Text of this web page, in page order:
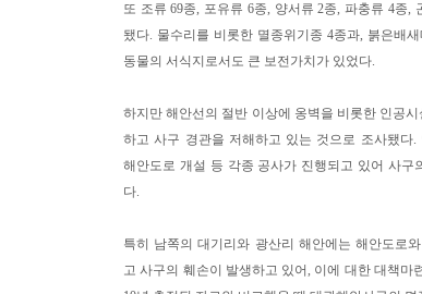
또 조류 69종, 포유류 6종, 양서류 2종, 파충류 4종,
됐다. 물수리를 비롯한 멸종위기종 4종과, 붉은배
동물의 서식지로서도 큰 보전가치가 있었다.
하지만 해안선의 절반 이상에 옹벽을 비롯한 인공
하고 사구 경관을 저해하고 있는 것으로 조사됐다
해안도로 개설 등 각종 공사가 진행되고 있어 사
다.
특히 남쪽의 대기리와 광산리 해안에는 해안도로
고 사구의 훼손이 발생하고 있어, 이에 대한 대책마